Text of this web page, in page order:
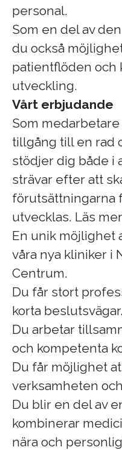
personal.
Som en del av
du också
patientflöden och
utveckling.
Vårt erbjudande
Som
tillgång till en rad
stödjer dig både i
strävar efter att
förutsättningarna
utvecklas. Läs
En unik möjlighet
våra nya kliniker i
Centrum.
Du får stort
korta beslutsvägar.
Du arbetar
och kompetenta
Du får möjlighet
verksamheten
Du blir en del av
kombinerar
nära och